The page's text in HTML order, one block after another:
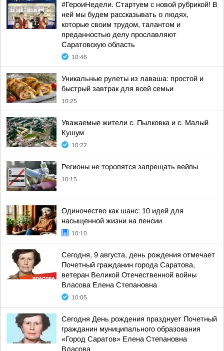
#ГероиНедели. Стартуем с новой рубрикой! В
ней мы будем рассказывать о людях,
которые своим трудом, талантом и
преданностью делу прославляют
Саратовскую область
10:46
Уникальные рулеты из лаваша: простой и
быстрый завтрак для всей семьи
10:25
Уважаемые жители с. Пылковка и с. Малый
Кушум
10:22
Регионы не торопятся запрещать вейпы
10:15
Одиночество как шанс: 10 идей для
насыщенной жизни на пенсии
10:10
Сегодня, 9 августа, день рождения отмечает
Почетный гражданин города Саратова,
ветеран Великой Отечественной войны
Власова Елена Степановна
10:05
Сегодня День рождения празднует Почетный
гражданин муниципального образования
«Город Саратов» Елена Степановна
Власова